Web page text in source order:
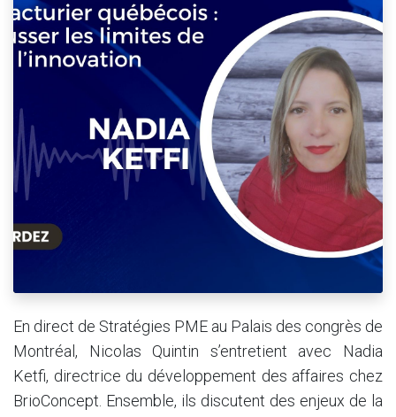
En direct de Stratégies PME au Palais des congrès de
Montréal, Nicolas Quintin s’entretient avec Nadia
Ketfi, directrice du développement des affaires chez
BrioConcept. Ensemble, ils discutent des enjeux de la